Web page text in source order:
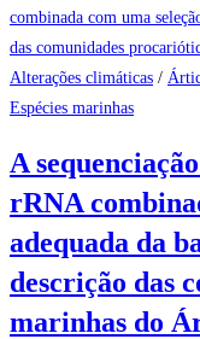
Alterações climáticas /
Espécies marinhas
A
rRNA
adequada da
descrição das
marinhas do